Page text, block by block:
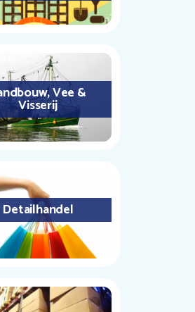
Vee &
Visserij
Detailhandel